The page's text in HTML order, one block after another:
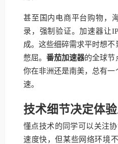
甚至国内电商平台购物，
录，强制验证。加速器让
成。这些细碎需求平时想
憋屈。番茄加速器的全球节
你在非洲还是南美，总有
速。
技术细节决定体
懂点技术的同学可以关注协
速度快，但某些网络环境